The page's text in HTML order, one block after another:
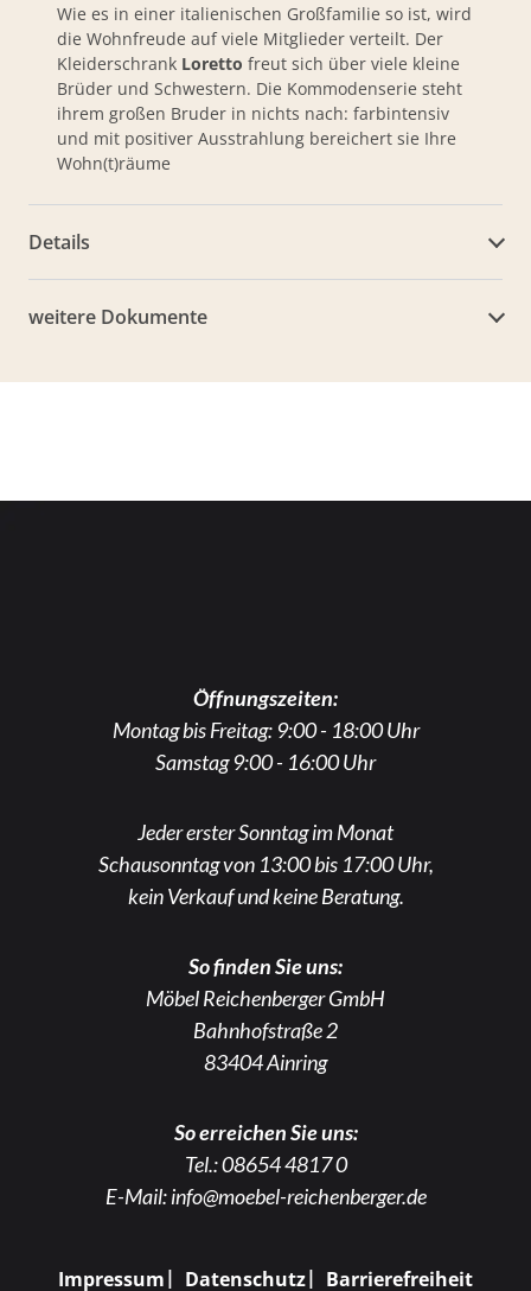
Wie es in einer italienischen Großfamilie so ist, wird
die Wohnfreude auf viele Mitglieder verteilt. Der
Kleiderschrank Loretto freut sich über viele kleine
Brüder und Schwestern. Die Kommodenserie steht
ihrem großen Bruder in nichts nach: farbintensiv
und mit positiver Ausstrahlung bereichert sie Ihre
Wohn(t)räume
Details
weitere Dokumente
Öffnungszeiten:
Montag bis Freitag: 9:00 - 18:00 Uhr
Samstag 9:00 - 16:00 Uhr
Jeder erster Sonntag im Monat
Schausonntag von 13:00 bis 17:00 Uhr,
kein Verkauf und keine Beratung.
So finden Sie uns:
Möbel Reichenberger GmbH
Bahnhofstraße 2
83404 Ainring
So erreichen Sie uns:
Tel.:08654 4817 0
E-Mail:info@moebel-reichenberger.de
Impressum Datenschutz Barrierefreiheit